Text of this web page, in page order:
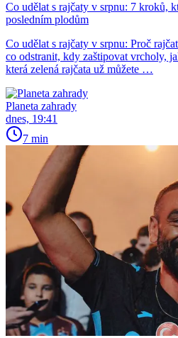
Co udělat s rajčaty v srpnu: 7 kroků,
posledním plodům
Co udělat s rajčaty v srpnu: Proč
co odstranit, kdy zaštipovat vrcholy,
která zelená rajčata už můžete …
Planeta zahrady
dnes, 19:41
7 min